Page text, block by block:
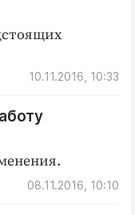
10.11.2016, 10:33
08.11.2016, 10:10